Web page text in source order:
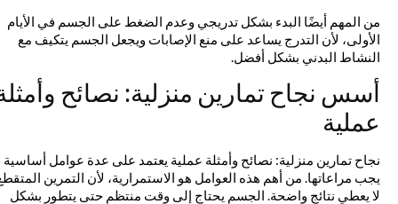
من المهم أيضًا البدء بشكل تدريجي وعدم الضغط على الجسم في الأيام
الأولى، لأن التدرج يساعد على منع الإصابات ويجعل الجسم يتكيف مع
النشاط البدني بشكل أفضل.
أسس نجاح تمارين منزلية: نصائح وأمثلة
عملية
نجاح تمارين منزلية: نصائح وأمثلة عملية يعتمد على عدة عوامل أساسية
يجب مراعاتها. من أهم هذه العوامل هو الاستمرارية، لأن التمرين المتقطع
لا يعطي نتائج واضحة. الجسم يحتاج إلى وقت منتظم حتى يتطور بشكل